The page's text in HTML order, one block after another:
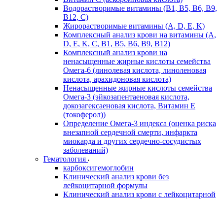
Водорастворимые витамины (B1, B5, B6, В9,
В12, С)
Жирорастворимые витамины (A, D, E, K)
Комплексный анализ крови на витамины (A,
D, E, K, C, B1, B5, B6, В9, B12)
Комплексный анализ крови на
ненасыщенные жирные кислоты семейства
Омега-6 (линолевая кислота, линоленовая
кислота, арахидоновая кислота)
Ненасыщенные жирные кислоты семейства
Омега-3 (эйкозапентаеновая кислота,
докозагексаеновая кислота, Витамин E
(токоферол))
Определение Омега-3 индекса (оценка риска
внезапной сердечной смерти, инфаркта
миокарда и других сердечно-сосудистых
заболеваний)
Гематология
карбоксигемоглобин
Клинический анализ крови без
лейкоцитарной формулы
Клинический анализ крови с лейкоцитарной